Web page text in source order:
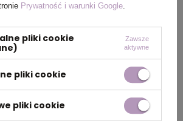
recyklingu
19,5 x ⌀ 8,5 cm
Prywatność i warunki Google.
pliki cookie
Zawsze
aktywne
pliki cookie
pliki cookie